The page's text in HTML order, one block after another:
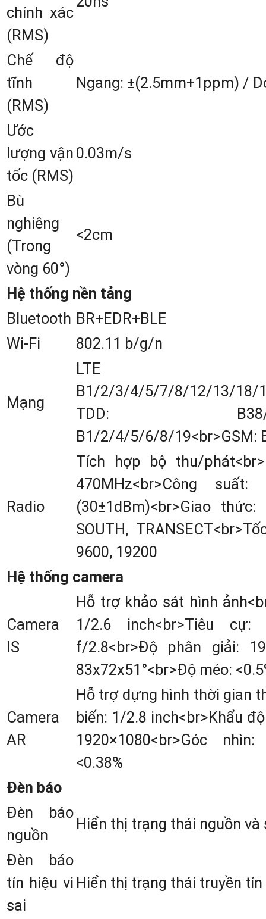
Cấu tạo chi tiết của Máy GPS
Toknav T30Pro
2. Đặc điểm về cấu tạo máy
RTK T30Pro
Chất liệu:Thân máy
hợp kim và vỏ nhựa ABS/
cao cấp
Kích thước:
174.9 x
mm; Chiều cao thân
104.9mm
Trọng lượng:1.5 kg
Chỉ số bảo vệ:IP68
bụi và chống nước)
Pin:Dung lượng
13800mAh, thời gian
động trên 48 giờ
Khả năng chống sốc:
được rơi từ độ cao 1.5m
nhiệt độ bình thường
Chất lượng máy gps rtk Toknav
được nhiều chuyên gia đánh giá
cao. Từ kiểu dáng thiết kế nhỏ gọn
cấu hình làm trạm Base (Trạm phát)
cấu hình Rover (máy di động).
chính xác
(RMS)
Chế độ
tĩnh
(RMS)
Ngang: ±(2.5mm+1ppm) /
Ước
lượng vận
tốc (RMS)
0.03m/s
Bù
nghiêng
(Trong
vòng 60°)
<2cm
Hệ thống nền tảng
Bluetooth BR+EDR+BLE
Wi-Fi
802.11 b/g/n
Mạng
LTE
B1/2/3/4/5/7/8/12/13/18/
TDD: B38/39/40/
B1/2/4/5/6/8/19<br>GSM:
Radio
Tích hợp bộ thu/
470MHz<br>Công
(30±1dBm)<br>Giao thức:
SOUTH,
9600, 19200
Hệ thống camera
Camera
IS
Hỗ trợ khảo sát hình
1/2.6 inch<br>Tiêu cự:
f/2.8<br>Độ phân giải:
83x72x51°<br>Độ méo:
Camera
AR
Hỗ trợ dựng hình thời gian
biến: 1/2.8 inch<br>Khẩu
1920×1080<br>Góc
<0.38%
Đèn báo
Đèn báo
nguồn
Hiển thị trạng thái nguồn và
Đèn báo
tín hiệu vi
sai
Hiển thị trạng thái truyền tín